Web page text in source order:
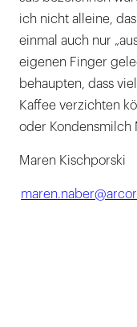
ich nicht alleine,
einmal auch nur
eigenen Finger
behaupten, dass
Kaffee verzichten
oder Kondensmilch
Maren Kischporski